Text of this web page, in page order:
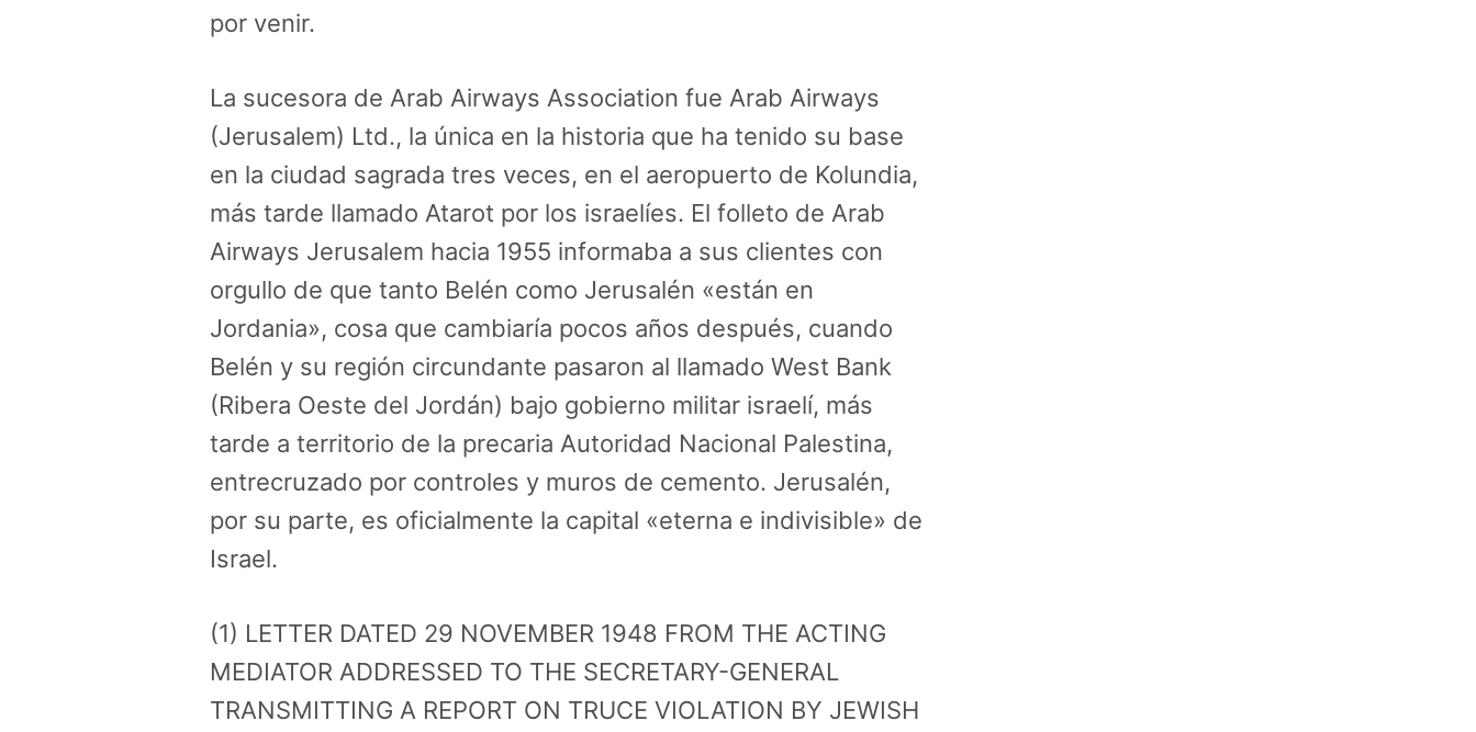
por venir.
La sucesora de Arab Airways Association fue Arab Airways
(Jerusalem) Ltd., la única en la historia que ha tenido su base
en la ciudad sagrada tres veces, en el aeropuerto de Kolundia,
más tarde llamado Atarot por los israelíes. El folleto de Arab
Airways Jerusalem hacia 1955 informaba a sus clientes con
orgullo de que tanto Belén como Jerusalén «están en
Jordania», cosa que cambiaría pocos años después, cuando
Belén y su región circundante pasaron al llamado West Bank
(Ribera Oeste del Jordán) bajo gobierno militar israelí, más
tarde a territorio de la precaria Autoridad Nacional Palestina,
entrecruzado por controles y muros de cemento. Jerusalén,
por su parte, es oficialmente la capital «eterna e indivisible» de
Israel.
(1) LETTER DATED 29 NOVEMBER 1948 FROM THE ACTING
MEDIATOR ADDRESSED TO THE SECRETARY-GENERAL
TRANSMITTING A REPORT ON TRUCE VIOLATION BY JEWISH